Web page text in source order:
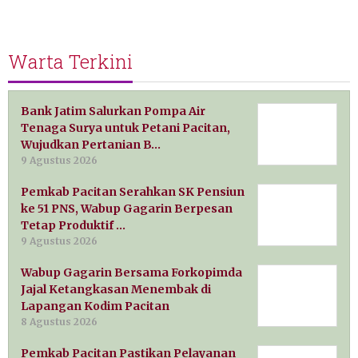
Warta Terkini
Bank Jatim Salurkan Pompa Air
Tenaga Surya untuk Petani Pacitan,
Wujudkan Pertanian B…
9 Agustus 2026
Pemkab Pacitan Serahkan SK Pensiun
ke 51 PNS, Wabup Gagarin Berpesan
Tetap Produktif …
9 Agustus 2026
Wabup Gagarin Bersama Forkopimda
Jajal Ketangkasan Menembak di
Lapangan Kodim Pacitan
8 Agustus 2026
Pemkab Pacitan Pastikan Pelayanan